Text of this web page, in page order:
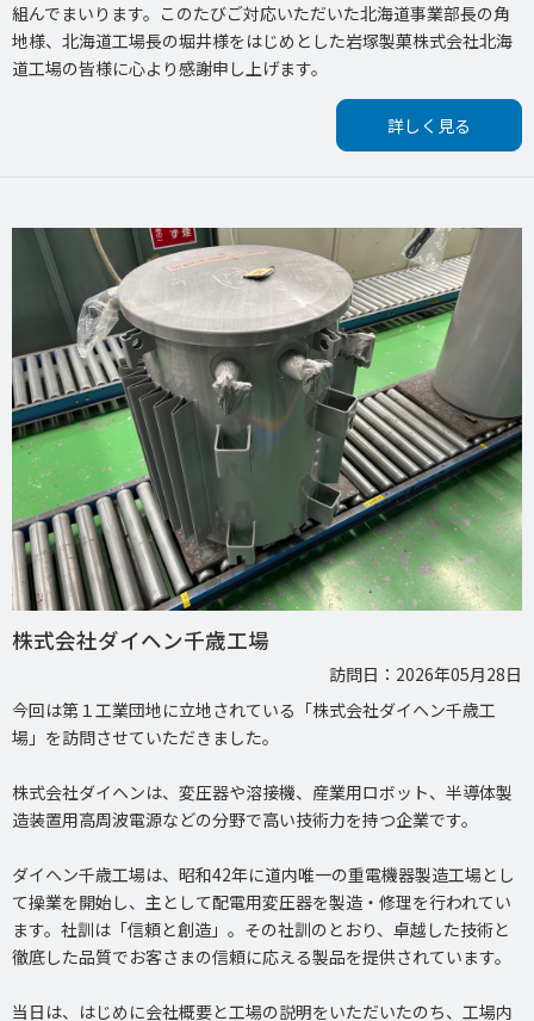
組んでまいります。このたびご対応いただいた北海道事業部長の角
地様、北海道工場長の堀井様をはじめとした岩塚製菓株式会社北海
道工場の皆様に心より感謝申し上げます。
詳しく見る
株式会社ダイヘン千歳工場
訪問日：2026年05月28日
今回は第１工業団地に立地されている「株式会社ダイヘン千歳工
場」を訪問させていただきました。
株式会社ダイヘンは、変圧器や溶接機、産業用ロボット、半導体製
造装置用高周波電源などの分野で高い技術力を持つ企業です。
ダイヘン千歳工場は、昭和42年に道内唯一の重電機器製造工場とし
て操業を開始し、主として配電用変圧器を製造・修理を行われてい
ます。社訓は「信頼と創造」。その社訓のとおり、卓越した技術と
徹底した品質でお客さまの信頼に応える製品を提供されています。
当日は、はじめに会社概要と工場の説明をいただいたのち、工場内